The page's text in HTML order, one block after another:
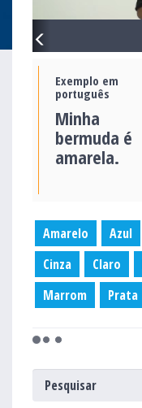
PREVIOUS
Exemplo em
português
Minha
bermuda é
amarela.
Amarelo Azul
Cinza
Claro
Marrom
Prata